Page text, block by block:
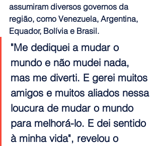
assumiram diversos governos da
região, como Venezuela, Argentina,
Equador, Bolívia e Brasil.
"Me dediquei a mudar o
mundo e não mudei nada,
mas me diverti. E gerei muitos
amigos e muitos aliados nessa
loucura de mudar o mundo
para melhorá-lo. E dei sentido
à minha vida", revelou o